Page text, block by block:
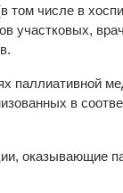
числе в
участковых,
в
оказывающие